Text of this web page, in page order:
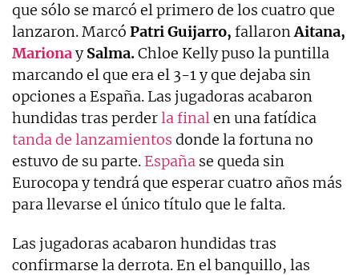
que sólo se marcó el primero de los cuatro que
lanzaron. Marcó Patri Guijarro, fallaronAitana,
MarionaySalma.Chloe Kelly puso la puntilla
marcando el que era el 3-1 y que dejaba sin
opciones a España. Las jugadoras acabaron
hundidas tras perderla finalen una fatídica
tanda de lanzamientos donde la fortuna no
estuvo de su parte. España se queda sin
Eurocopa y tendrá que esperar cuatro años más
para llevarse el único título que le falta.
Las jugadoras acabaron hundidas tras
confirmarse la derrota. En el banquillo, las